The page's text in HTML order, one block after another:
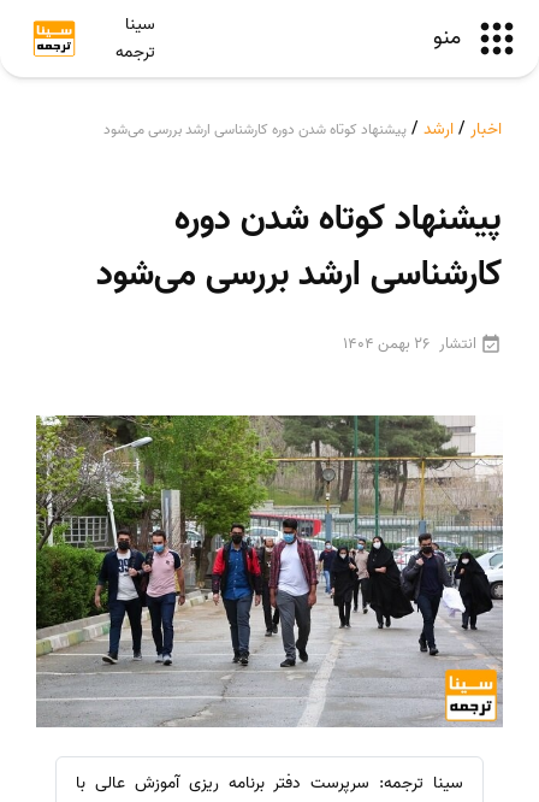
منو
سینا
ترجمه
اخبار /ارشد / پیشنهاد کوتاه شدن دوره کارشناسی ارشد بررسی می‌شود
پیشنهاد کوتاه شدن دوره
کارشناسی ارشد بررسی می‌شود
انتشار 26 بهمن 1404
سینا ترجمه: سرپرست دفتر برنامه ریزی آموزش عالی با